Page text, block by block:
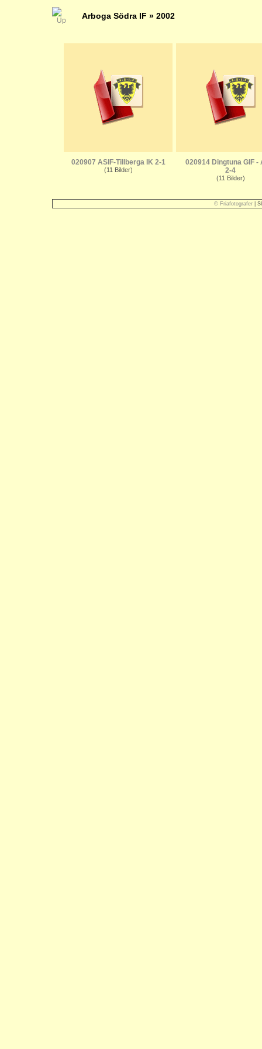
Arboga Södra IF » 2002
020907 ASIF-Tillberga IK 2-1
(11 Bilder)
020914 Dingtuna GIF -
2-4
(11 Bilder)
© Friafotografer |